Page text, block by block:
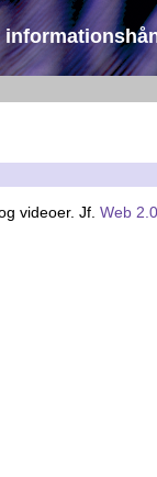
videoer. Jf. Web 2.0